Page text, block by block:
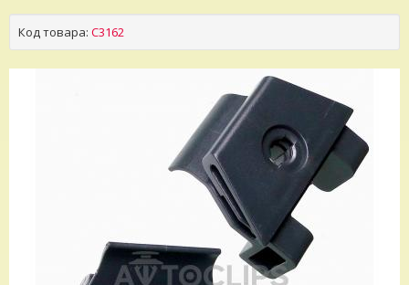
Код товара: C3162